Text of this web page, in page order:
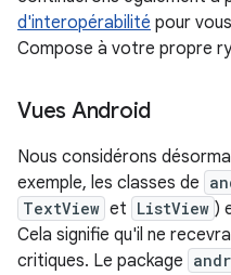
d'interopérabilité pour
Compose à votre propre
Vues Android
Nous considérons
exemple, les classes de
TextView et ListView )
Cela signifie qu'il ne
critiques. Le package